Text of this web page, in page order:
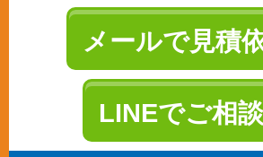
メールで見積
LINEでご相談